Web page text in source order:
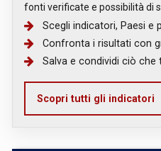
fonti verificate e possibilità di
Scegli indicatori, Paesi e
Confronta i risultati con
Salva e condividi ciò che
Scopri tutti gli indicatori